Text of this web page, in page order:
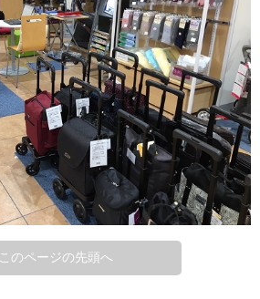
このページの先頭へ